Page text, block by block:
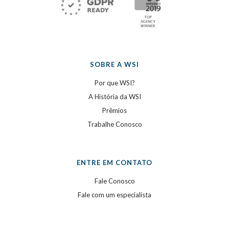
SOBRE A WSI
Por que WSI?
A História da WSI
Prêmios
Trabalhe Conosco
ENTRE EM CONTATO
Fale Conosco
Fale com um especialista